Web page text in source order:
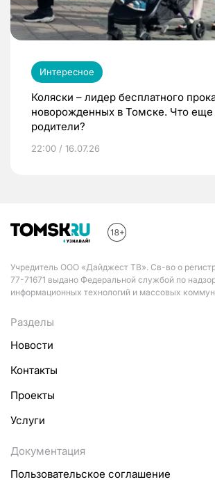
Интересное
Коляски – лидер бесплатного
новорожденных в Томске. Что еще
родители?
22:00 / 16.07.26
Учредитель ООО «Дайджест ТВ». Св-во о
77-71671 выдано Федеральной службой по
информационных технологий и массовых
Разделы
Новости
Контакты
Проекты
Услуги
Документация
Пользовательское соглашение